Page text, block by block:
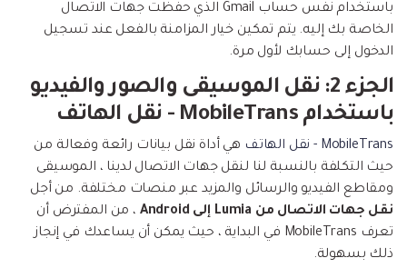
باستخدام نفس حساب Gmail الذي حفظت جهات الاتصال
الخاصة بك إليه. يتم تمكين خيار المزامنة بالفعل عند تسجيل
الدخول إلى حسابك لأول مرة.
الجزء 2: نقل الموسيقى والصور والفيديو
باستخدام MobileTrans - نقل الهاتف
MobileTrans - نقل الهاتف
هي أداة نقل بيانات رائعة وفعالة من
حيث التكلفة بالنسبة لنا لنقل جهات الاتصال لدينا ، الموسيقى
ومقاطع الفيديو والرسائل والمزيد عبر منصات مختلفة. من أجل
نقل جهات الاتصال من Lumia إلى Android
، من المفترض أن
تعرف MobileTrans في البداية ، حيث يمكن أن يساعدك في إنجاز
ذلك بسهولة.